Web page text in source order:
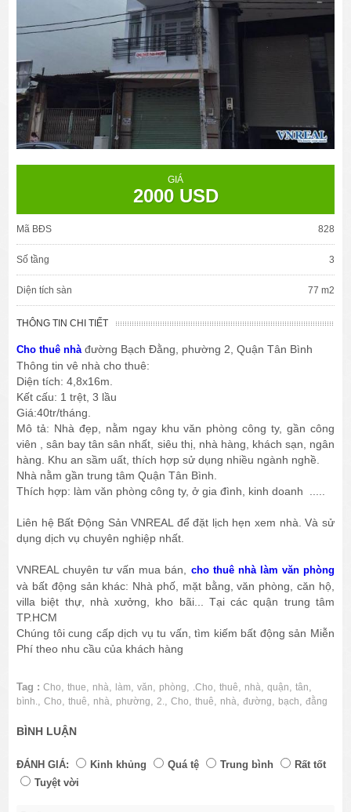
GIÁ
2000 USD
Mã BĐS 828
Số tầng 3
Diện tích sàn 77 m2
THÔNG TIN CHI TIẾT
Cho thuê nhà đường Bạch Đằng, phường 2, Quận Tân Bình
Thông tin vê nhà cho thuê:
Diện tích: 4,8x16m.
Kết cấu: 1 trệt, 3 lầu
Giá:40tr/tháng.
Mô tả: Nhà đẹp, nằm ngay khu văn phòng công ty, gần công
viên , sân bay tân sân nhất, siêu thị, nhà hàng, khách sạn, ngân
hàng. Khu an sầm uất, thích hợp sử dụng nhiều ngành nghề.
Nhà nằm gần trung tâm Quận Tân Bình.
Thích hợp: làm văn phòng công ty, ở gia đình, kinh doanh .....
Liên hệ Bất Động Sản VNREAL để đặt lịch hẹn xem nhà. Và sử
dụng dịch vụ chuyên nghiệp nhất.
VNREAL chuyên tư vấn mua bán, cho thuê nhà làm văn phòng
và bất động sản khác: Nhà phố, mặt bằng, văn phòng, căn hộ,
villa biệt thự, nhà xưởng, kho bãi... Tại các quận trung tâm
TP.HCM
Chúng tôi cung cấp dịch vụ tu vấn, tìm kiếm bất động sản Miễn
Phí theo nhu cầu của khách hàng
Tag : Cho,thue, nhà, làm,văn, phòng, .Cho,thuê, nhà,quận,tân,
bình.,Cho,thuê, nhà, phường,2.,Cho,thuê, nhà,đường, bạch,đằng
BÌNH LUẬN
ĐÁNH GIÁ: Kinh khủng Quá tệ Trung bình
Rất tốt
Tuyệt vời